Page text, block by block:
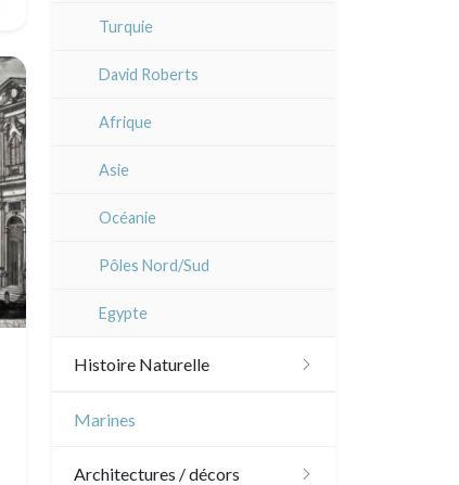
Turquie
David Roberts
Afrique
Asie
Océanie
Pôles Nord/Sud
Egypte
Histoire Naturelle
Oiseaux
Marines
Architectures / décors